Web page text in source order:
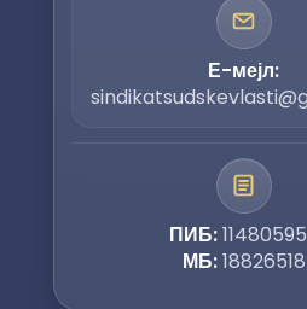
Е-мејл:
ПИБ:
МБ:18826518